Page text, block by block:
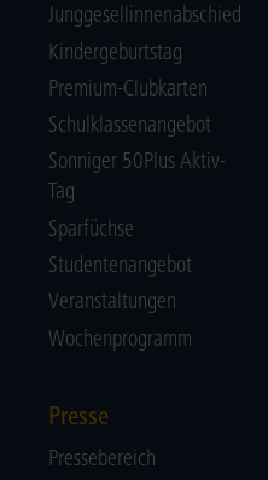
Junggesellinnenabschied
Kindergeburtstag
Premium-Clubkarten
Schulklassenangebot
Sonniger 50Plus Aktiv-
Tag
Sparfüchse
Studentenangebot
Veranstaltungen
Wochenprogramm
Presse
Pressebereich